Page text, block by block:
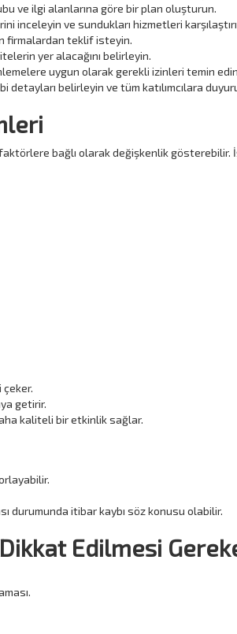
ve ilgi alanlarına göre bir plan oluşturun.
inceleyin ve sundukları hizmetleri
firmalardan teklif isteyin.
yer alacağını belirleyin.
uygun olarak gerekli izinleri temin
detayları belirleyin ve tüm katılımcılara
bağlı olarak değişkenlik gösterebilir.
getirir.
kaliteli bir etkinlik sağlar.
durumunda itibar kaybı söz konusu olabilir.
Edilmesi